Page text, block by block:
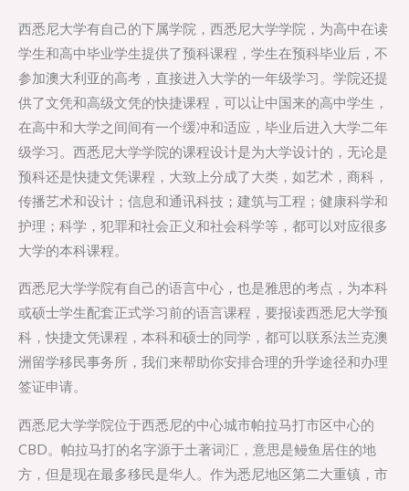
西悉尼大学有自己的下属学院，西悉尼大学学院，为高中在读
学生和高中毕业学生提供了预科课程，学生在预科毕业后，不
参加澳大利亚的高考，直接进入大学的一年级学习。学院还提
供了文凭和高级文凭的快捷课程，可以让中国来的高中学生，
在高中和大学之间间有一个缓冲和适应，毕业后进入大学二年
级学习。西悉尼大学学院的课程设计是为大学设计的，无论是
预科还是快捷文凭课程，大致上分成了大类，如艺术，商科，
传播艺术和设计；信息和通讯科技；建筑与工程；健康科学和
护理；科学，犯罪和社会正义和社会科学等，都可以对应很多
大学的本科课程。
西悉尼大学学院有自己的语言中心，也是雅思的考点，为本科
或硕士学生配套正式学习前的语言课程，要报读西悉尼大学预
科，快捷文凭课程，本科和硕士的同学，都可以联系法兰克澳
洲留学移民事务所，我们来帮助你安排合理的升学途径和办理
签证申请。
西悉尼大学学院位于西悉尼的中心城市帕拉马打市区中心的
CBD。帕拉马打的名字源于土著词汇，意思是鳗鱼居住的地
方，但是现在最多移民是华人。作为悉尼地区第二大重镇，市